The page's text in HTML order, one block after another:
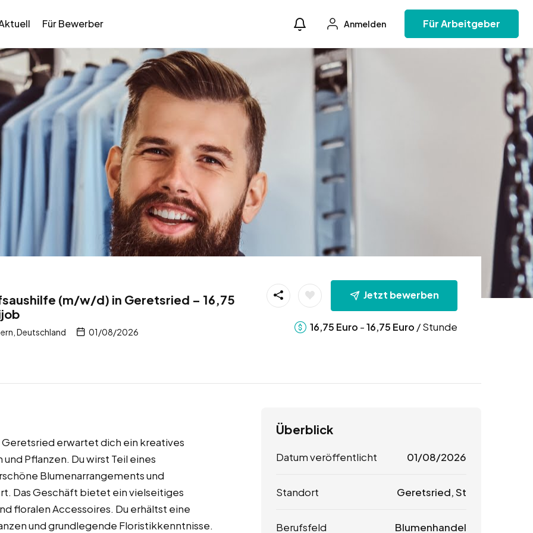
Für Bewerber Anmelden Für Arbeitgeber
(m/w/d) in Geretsried – 16,75
Deutschland 01/08/2026
Jetzt bewerben
16,75 Euro -16,75 Euro / Stunde
erwartet dich ein kreatives
Pflanzen. Du wirst Teil eines
Blumenarrangements und
Das Geschäft bietet ein vielseitiges
floralen Accessoires. Du erhältst eine
und grundlegende Floristikkenntnisse.
Überblick
Datum veröffentlicht 01/08/2026
Standort Geretsried, St
Berufsfeld Blumenhandel